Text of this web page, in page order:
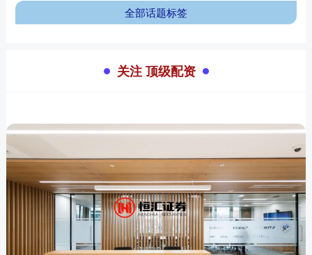
全部话题标签
关注 顶级配资